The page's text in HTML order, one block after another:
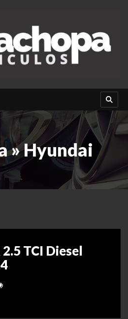
» Hyundai
TCI Diesel